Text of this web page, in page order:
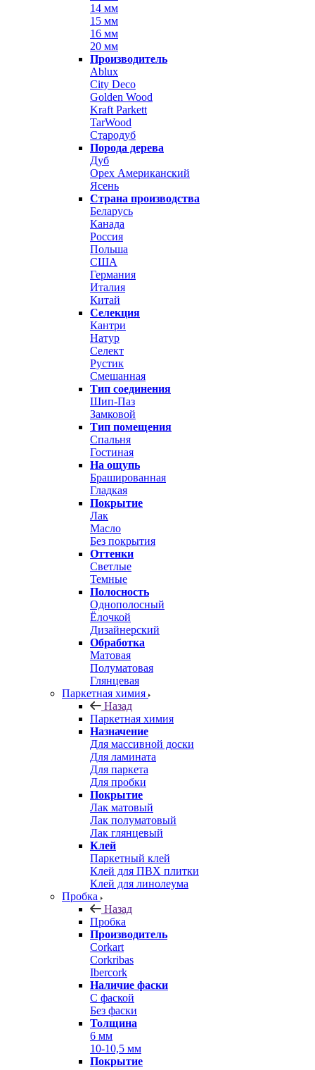
14 мм
15 мм
16 мм
20 мм
Производитель
Ablux
City Deco
Golden Wood
Kraft Parkett
TarWood
Стародуб
Порода дерева
Дуб
Орех Американский
Ясень
Страна производства
Беларусь
Канада
Россия
Польша
США
Германия
Италия
Китай
Селекция
Кантри
Натур
Селект
Рустик
Смешанная
Тип соединения
Шип-Паз
Замковой
Тип помещения
Спальня
Гостиная
На ощупь
Брашированная
Гладкая
Покрытие
Лак
Масло
Без покрытия
Оттенки
Светлые
Темные
Полосность
Однополосный
Ёлочкой
Дизайнерский
Обработка
Матовая
Полуматовая
Глянцевая
Паркетная химия
Назад
Паркетная химия
Назначение
Для массивной доски
Для ламината
Для паркета
Для пробки
Покрытие
Лак матовый
Лак полуматовый
Лак глянцевый
Клей
Паркетный клей
Клей для ПВХ плитки
Клей для линолеума
Пробка
Назад
Пробка
Производитель
Corkart
Corkribas
Ibercork
Наличие фаски
С фаской
Без фаски
Толщина
6 мм
10-10,5 мм
Покрытие